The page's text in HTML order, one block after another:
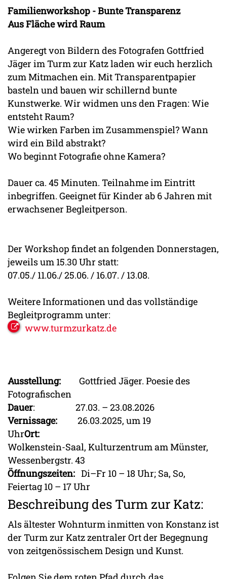
Familienworkshop - Bunte Transparenz
Aus Fläche wird Raum
Angeregt von Bildern des Fotografen Gottfried
Jäger im Turm zur Katz laden wir euch herzlich
zum Mitmachen ein. Mit Transparentpapier
basteln und bauen wir schillernd bunte
Kunstwerke. Wir widmen uns den Fragen: Wie
entsteht Raum?
Wie wirken Farben im Zusammenspiel? Wann
wird ein Bild abstrakt?
Wo beginnt Fotografie ohne Kamera?
Dauer ca. 45 Minuten. Teilnahme im Eintritt
inbegriffen. Geeignet für Kinder ab 6 Jahren mit
erwachsener Begleitperson.
Der Workshop findet an folgenden Donnerstagen,
jeweils um 15.30 Uhr statt:
07.05./ 11.06./ 25.06. / 16.07. / 13.08.
Weitere Informationen und das vollständige
Begleitprogramm unter:
www.turmzurkatz.de
Ausstellung: Gottfried Jäger. Poesie des
Fotografischen
Dauer: 27.03. – 23.08.2026
Vernissage: 26.03.2025, um 19
UhrOrt:
Wolkenstein-Saal, Kulturzentrum am Münster,
Wessenbergstr. 43
Öffnungszeiten: Di–Fr 10 – 18 Uhr; Sa, So,
Feiertag 10 – 17 Uhr
Beschreibung des Turm zur Katz:
Als ältester Wohnturm inmitten von Konstanz ist
der Turm zur Katz zentraler Ort der Begegnung
von zeitgenössischem Design und Kunst.